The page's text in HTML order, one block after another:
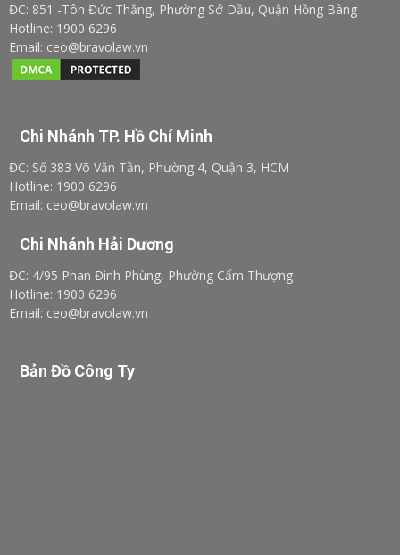
ĐC: 851 -Tôn Đức Thắng, Phường Sở Dầu, Quận Hồng Bàng
Hotline: 1900 6296
Email: ceo@bravolaw.vn
Chi Nhánh TP. Hồ Chí Minh
ĐC: Số 383 Võ Văn Tần, Phường 4, Quận 3, HCM
Hotline: 1900 6296
Email: ceo@bravolaw.vn
Chi Nhánh Hải Dương
ĐC: 4/95 Phan Đình Phùng, Phường Cẩm Thượng
Hotline: 1900 6296
Email: ceo@bravolaw.vn
Bản Đồ Công Ty